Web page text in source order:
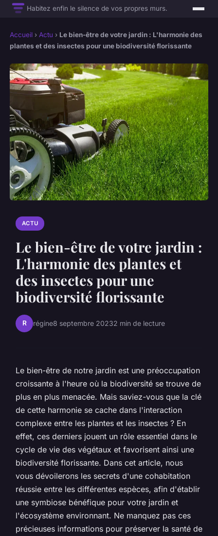
Habitez enfin le silence de vos propres murs.
Accueil › Actu › Le bien-être de votre jardin : L'harmonie des
plantes et des insectes pour une biodiversité florissante
ACTU
Le bien-être de votre jardin :
L'harmonie des plantes et
des insectes pour une
biodiversité florissante
R régine8 septembre 20232 min de lecture
Le bien-être de notre jardin est une préoccupation
croissante à l'heure où la biodiversité se trouve de
plus en plus menacée. Mais saviez-vous que la clé
de cette harmonie se cache dans l'interaction
complexe entre les plantes et les insectes ? En
effet, ces derniers jouent un rôle essentiel dans le
cycle de vie des végétaux et favorisent ainsi une
biodiversité florissante. Dans cet article, nous
vous dévoilerons les secrets d'une cohabitation
réussie entre les différentes espèces, afin d'établir
une symbiose bénéfique pour votre jardin et
l'écosystème environnant. Ne manquez pas ces
précieuses informations pour préserver la santé de